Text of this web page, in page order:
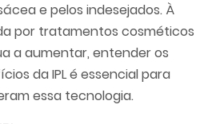
e pelos indesejados. À
por tratamentos cosméticos
a aumentar, entender os
da IPL é essencial para
essa tecnologia.